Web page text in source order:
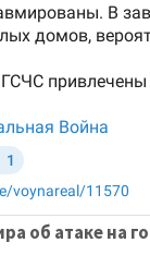
об атаке на